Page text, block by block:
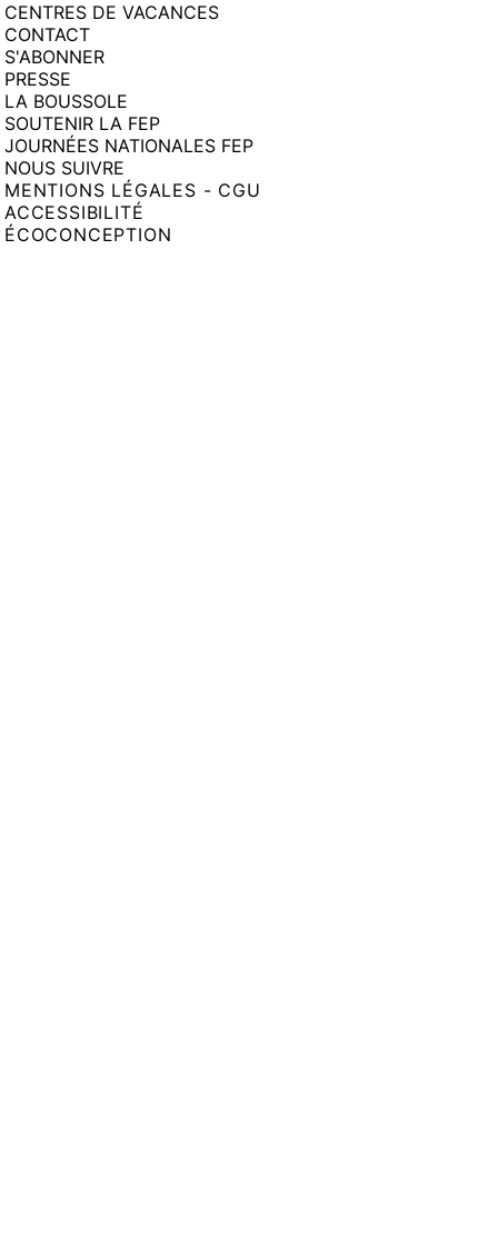
CENTRES DE VACANCES
CONTACT
S'ABONNER
PRESSE
LA BOUSSOLE
SOUTENIR LA FEP
JOURNÉES NATIONALES FEP
NOUS SUIVRE
MENTIONS LÉGALES - CGU
ACCESSIBILITÉ
ÉCOCONCEPTION